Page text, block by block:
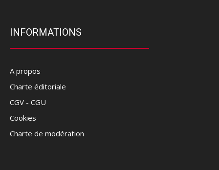
INFORMATIONS
A propos
Charte éditoriale
CGV - CGU
Cookies
Charte de modération